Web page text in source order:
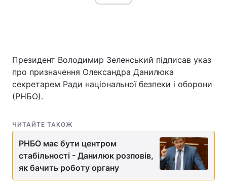
Президент Володимир Зеленський підписав указ
про призначення Олександра Данилюка
секретарем Ради національної безпеки і оборони
(РНБО).
ЧИТАЙТЕ ТАКОЖ
РНБО має бути центром
стабільності - Данилюк розповів,
як бачить роботу органу